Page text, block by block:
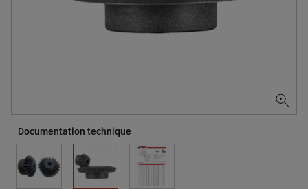
Documentation technique